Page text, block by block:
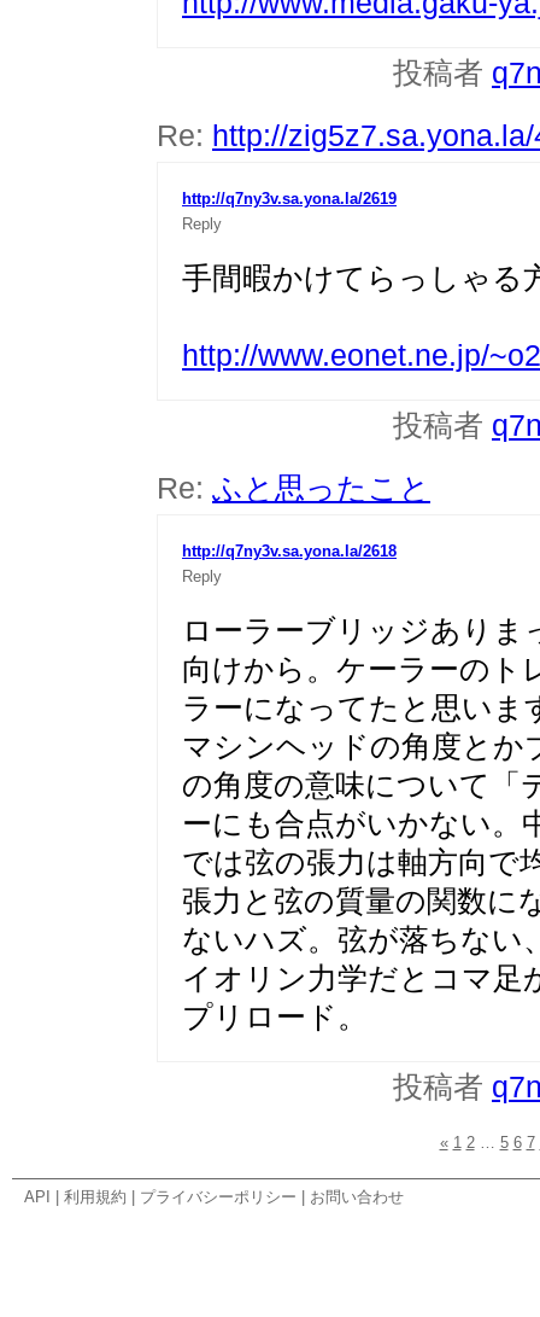
投稿者
Re: http://
http://q7ny3v.sa.yona.la/2619
Reply
手間暇かけてらっしゃる
http://www.eonet.ne.jp/
投稿者
Re: ふと思ったこと
http://q7ny3v.sa.yona.la/2618
Reply
ローラーブリッジあり
向けから。ケーラーのト
ラーになってたと思いま
マシンヘッドの角度とか
の角度の意味について「
ーにも合点がいかない。
では弦の張力は軸方向で
張力と弦の質量の関数に
ないハズ。弦が落ちない
イオリン力学だとコマ足
プリロード。
投稿者
« 1 2 … 5 6 7
API 利用規約 プライバシーポリシー お問い合わせ